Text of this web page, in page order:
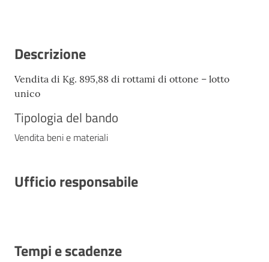
Descrizione
Vendita di Kg. 895,88 di rottami di ottone – lotto
unico
Tipologia del bando
Vendita beni e materiali
Ufficio responsabile
Tempi e scadenze